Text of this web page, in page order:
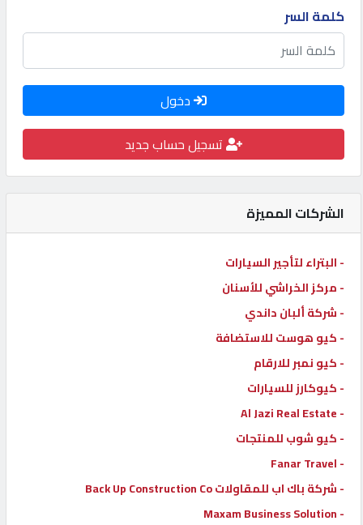
كيو
نمبر
كيو
كيو
ماركت
الدليل
القطري
POWERED
QHOST
كلمة السر
دخول
تسجيل حساب جديد
الشركات المميزة
- البتراء لتأجير السيارات
- مركز الخراشي للأسنان
- شركة ألبان داندي
- كيو هوست للاستضافة
- كيو نمبر للارقام
- كيوكارز للسيارات
- Al Jazi Real Estate
- كيو شوب للمنتجات
- Fanar Travel
- شركة باك اب للمقاولات Back Up Construction Co
- Maxam Business Solution